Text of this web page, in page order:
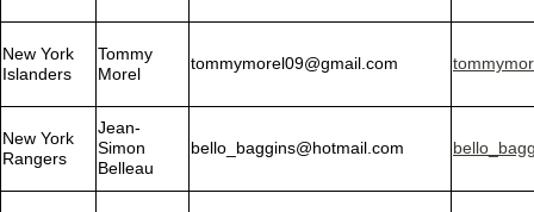
New York
Islanders
Tommy
Morel
tommymorel09@gmail.com
New York
Rangers
Jean-
Simon
Belleau
bello_baggins@hotmail.com